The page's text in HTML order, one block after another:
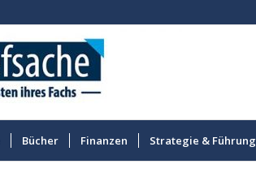
Bücher Finanzen Strategie & Führung